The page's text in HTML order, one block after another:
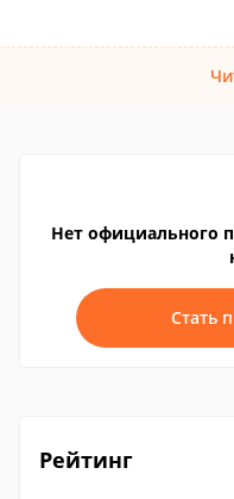
Нет официального
Стать
Рейтинг